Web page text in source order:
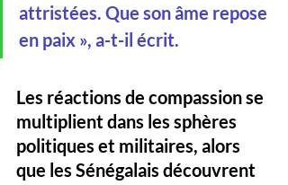
attristées. Que son âme repose
en paix », a-t-il écrit.
Les réactions de compassion se
multiplient dans les sphères
politiques et militaires, alors
que les Sénégalais découvrent